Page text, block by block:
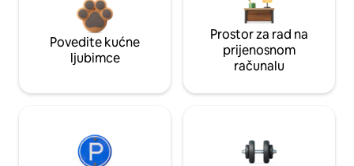
Povedite kućne
ljubimce
Prostor za rad na
prijenosnom
računalu